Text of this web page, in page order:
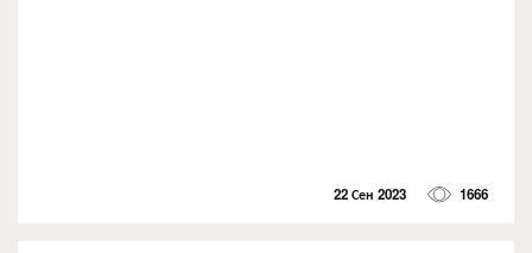
22 Сен 2023 1666